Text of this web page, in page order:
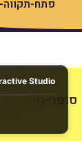
פתח-תקווה- אשכנזי
Studio